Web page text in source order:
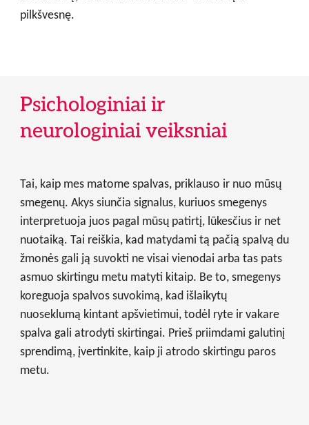
pilkšvesnę.
Psichologiniai ir
neurologiniai veiksniai
Tai, kaip mes matome spalvas, priklauso ir nuo mūsų
smegenų. Akys siunčia signalus, kuriuos smegenys
interpretuoja juos pagal mūsų patirtį, lūkesčius ir net
nuotaiką. Tai reiškia, kad matydami tą pačią spalvą du
žmonės gali ją suvokti ne visai vienodai arba tas pats
asmuo skirtingu metu matyti kitaip. Be to, smegenys
koreguoja spalvos suvokimą, kad išlaikytų
nuoseklumą kintant apšvietimui, todėl ryte ir vakare
spalva gali atrodyti skirtingai. Prieš priimdami galutinį
sprendimą, įvertinkite, kaip ji atrodo skirtingu paros
metu.